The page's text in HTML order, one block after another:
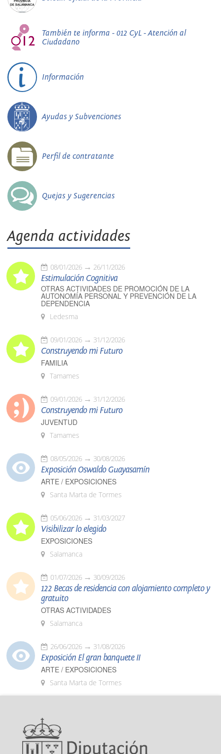
También te informa - 012 CyL - Atención al
Ciudadano
Información
Ayudas y Subvenciones
Perfil de contratante
Quejas y Sugerencias
Agenda actividades
08/01/2026 26/11/2026
Estimulación Cognitiva
OTRAS ACTIVIDADES DE PROMOCIÓN DE LA
AUTONOMÍA PERSONAL Y PREVENCIÓN DE LA
DEPENDENCIA
Ledesma
09/01/2026 31/12/2026
Construyendo mi Futuro
FAMILIA
Tamames
09/01/2026 31/12/2026
Construyendo mi Futuro
JUVENTUD
Tamames
08/05/2026 30/08/2026
Exposición Oswaldo Guayasamín
ARTE / EXPOSICIONES
Santa Marta de Tormes
05/06/2026 31/03/2027
Visibilizar lo elegido
EXPOSICIONES
Salamanca
01/07/2026 30/09/2026
122 Becas de residencia con alojamiento completo y
gratuito
OTRAS ACTIVIDADES
Salamanca
26/06/2026 31/08/2026
Exposición El gran banquete II
ARTE / EXPOSICIONES
Santa Marta de Tormes